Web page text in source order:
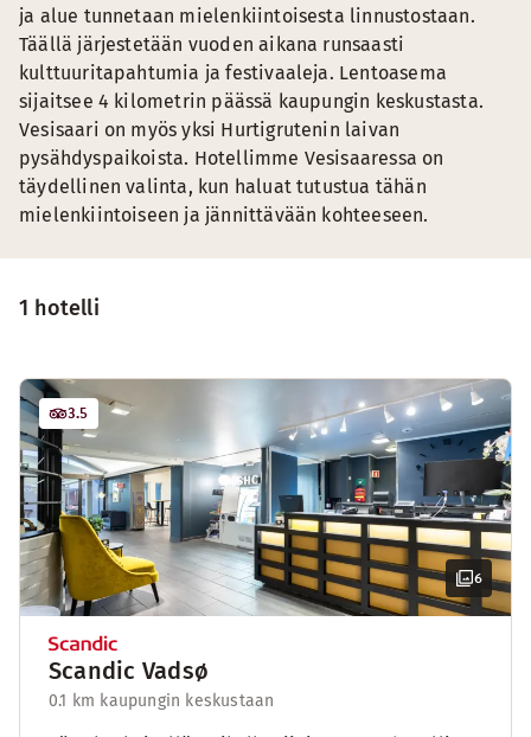
1 hotelli
6
3.5
Scandic Vadsø
0.1 km kaupungin keskustaan
ja alue tunnetaan mielenkiintoisesta linnustostaan.
Täällä järjestetään vuoden aikana runsaasti
kulttuuritapahtumia ja festivaaleja. Lentoasema
sijaitsee 4 kilometrin päässä kaupungin keskustasta.
Vesisaari on myös yksi Hurtigrutenin laivan
pysähdyspaikoista. Hotellimme Vesisaaressa on
täydellinen valinta, kun haluat tutustua tähän
mielenkiintoiseen ja jännittävään kohteeseen.